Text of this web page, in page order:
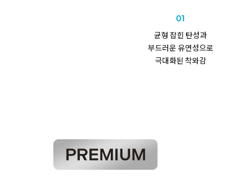
01
균형 잡힌 탄성과
부드러운 유연성으로
극대화된 착와감